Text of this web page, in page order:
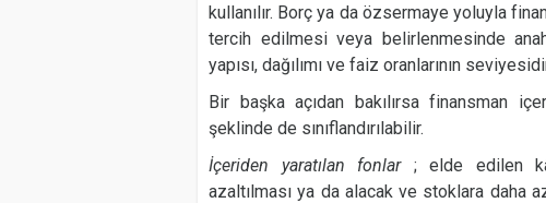
kullanılır. Borç ya da özsermaye yoluyla
tercih edilmesi veya belirlenmesinde
yapısı, dağılımı ve faiz oranlarının
Bir başka açıdan bakılırsa finansman
şeklinde de sınıflandırılabilir.
İçeriden yaratılan fonlar ; elde edilen
azaltılması ya da alacak ve stoklara daha